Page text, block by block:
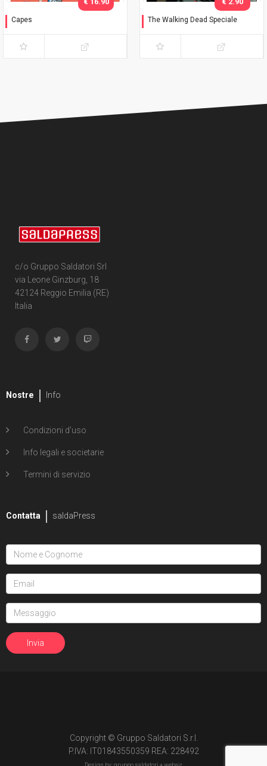
Capes The Walking Dead Speciale
c/o Gruppo Saldatori Srl
via Leone Ginzburg, 18
42124 Reggio Emilia (RE)
Italia
Nostre Info
Condizioni d'uso
Info legali e societarie
Termini di servizio
Contatta saldaPress
Copyright © Gruppo Saldatori S.r.l.
P.IVA: IT01843550359 REA: 228492